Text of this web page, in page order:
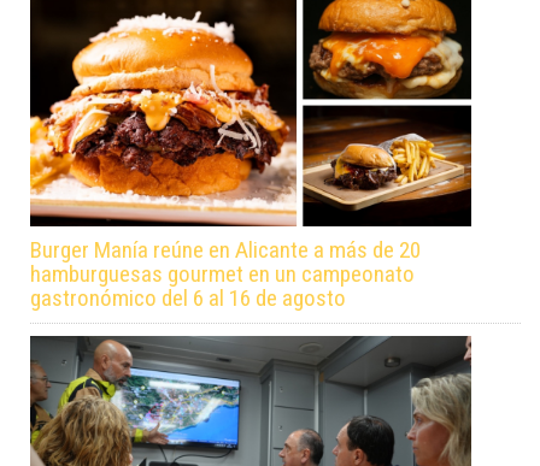
Burger Manía reúne en Alicante a más de 20
hamburguesas gourmet en un campeonato
gastronómico del 6 al 16 de agosto